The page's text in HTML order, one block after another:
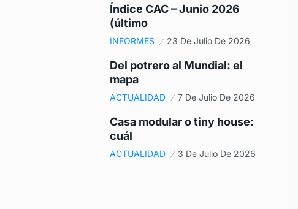
Índice CAC – Junio 2026
(último
INFORMES 23 De Julio De 2026
Del potrero al Mundial: el
mapa
ACTUALIDAD 7 De Julio De 2026
Casa modular o tiny house:
cuál
ACTUALIDAD 3 De Julio De 2026